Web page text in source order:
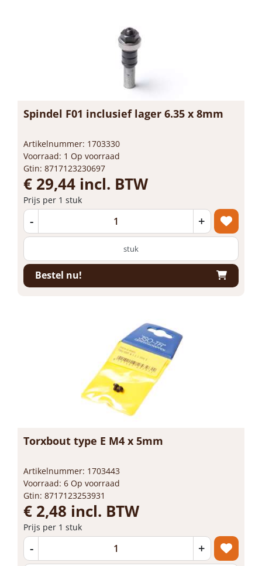
Spindel F01 inclusief lager 6.35 x 8mm
Artikelnummer: 1703330
Voorraad: 1 Op voorraad
Gtin: 8717123230697
€ 29,44 incl. BTW
Prijs per 1 stuk
- +
stuk
Bestel nu!
Torxbout type E M4 x 5mm
Artikelnummer: 1703443
Voorraad: 6 Op voorraad
Gtin: 8717123253931
€ 2,48 incl. BTW
Prijs per 1 stuk
- +